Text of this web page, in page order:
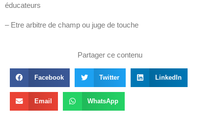
éducateurs
– Etre arbitre de champ ou juge de touche
Partager ce contenu
Facebook Twitter LinkedIn
Email WhatsApp